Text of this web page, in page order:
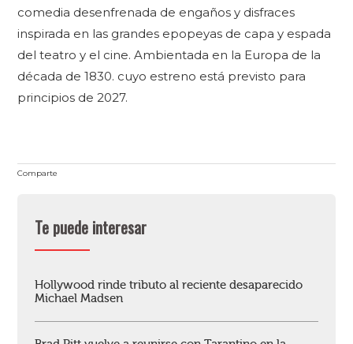
comedia desenfrenada de engaños y disfraces
inspirada en las grandes epopeyas de capa y espada
del teatro y el cine. Ambientada en la Europa de la
década de 1830. cuyo estreno está previsto para
principios de 2027.
Comparte
Te puede interesar
Hollywood rinde tributo al reciente desaparecido
Michael Madsen